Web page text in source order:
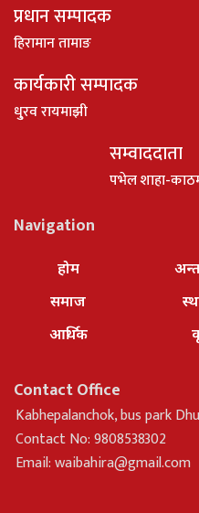
प्रधान सम्पादक
हिरामान तामाङ
कार्यकारी सम्पादक
धु्रव रायमाझी
सम्वाददाता
पभेल शाहा-
Navigation
होम
समाज
आर्थिक
Contact Office
Kabhepalanchok, bus park
Contact No: 9808538302
Email:waibahira@gmail.com